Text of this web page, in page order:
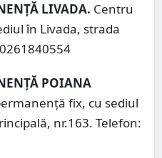
LIVADA. Centru
în Livada, strada
POIANA
fix, cu sediul
nr.163. Telefon: